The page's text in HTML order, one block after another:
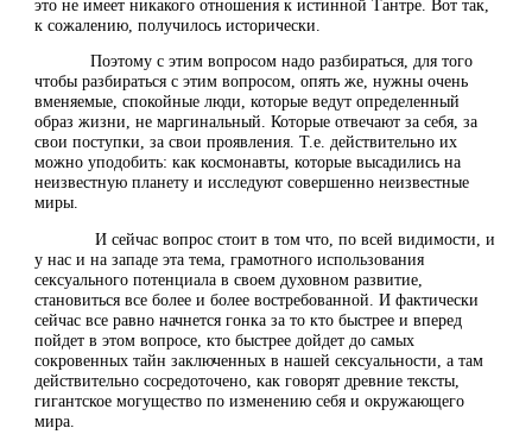
это не имеет никакого отношения к истинной Тантре. Вот так,
к сожалению, получилось исторически.
Поэтому с этим вопросом надо разбираться, для того
чтобы разбираться с этим вопросом, опять же, нужны очень
вменяемые, спокойные люди, которые ведут определенный
образ жизни, не маргинальный. Которые отвечают за себя, за
свои поступки, за свои проявления. Т.е. действительно их
можно уподобить: как космонавты, которые высадились на
неизвестную планету и исследуют совершенно неизвестные
миры.
И сейчас вопрос стоит в том что, по всей видимости, и
у нас и на западе эта тема, грамотного использования
сексуального потенциала в своем духовном развитие,
становиться все более и более востребованной. И фактически
сейчас все равно начнется гонка за то кто быстрее и вперед
пойдет в этом вопросе, кто быстрее дойдет до самых
сокровенных тайн заключенных в нашей сексуальности, а там
действительно сосредоточено, как говорят древние тексты,
гигантское могущество по изменению себя и окружающего
мира.